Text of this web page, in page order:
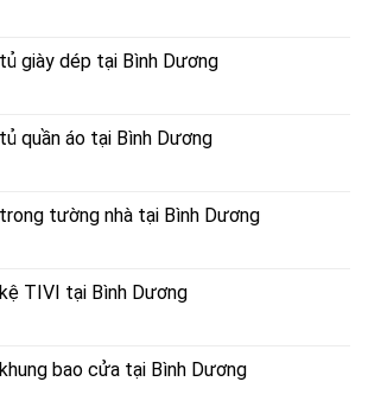
giày dép tại Bình Dương
quần áo tại Bình Dương
tường nhà tại Bình Dương
TIVI tại Bình Dương
bao cửa tại Bình Dương